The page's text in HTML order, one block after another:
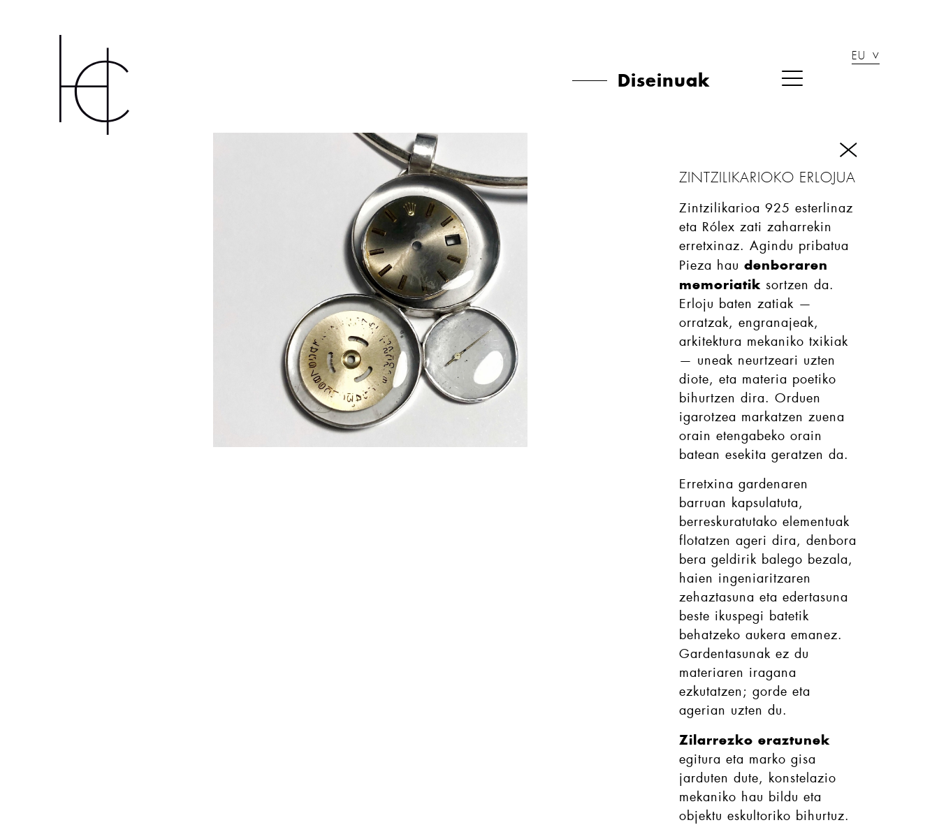
Diseinuak
EU
ZINTZILIKARIOKO ERLOJUA
Zintzilikarioa 925 esterlinaz
eta Rólex zati zaharrekin
erretxinaz. Agindu pribatua
Pieza hau denboraren
memoriatik sortzen da.
Erloju baten zatiak —
orratzak, engranajeak,
arkitektura mekaniko txikiak
— uneak neurtzeari uzten
diote, eta materia poetiko
bihurtzen dira. Orduen
igarotzea markatzen zuena
orain etengabeko orain
batean esekita geratzen da.
Erretxina gardenaren
barruan kapsulatuta,
berreskuratutako elementuak
flotatzen ageri dira, denbora
bera geldirik balego bezala,
haien ingeniaritzaren
zehaztasuna eta edertasuna
beste ikuspegi batetik
behatzeko aukera emanez.
Gardentasunak ez du
materiaren iragana
ezkutatzen; gorde eta
agerian uzten du.
Zilarrezko eraztunek
egitura eta marko gisa
jarduten dute, konstelazio
mekaniko hau bildu eta
objektu eskultoriko bihurtuz.